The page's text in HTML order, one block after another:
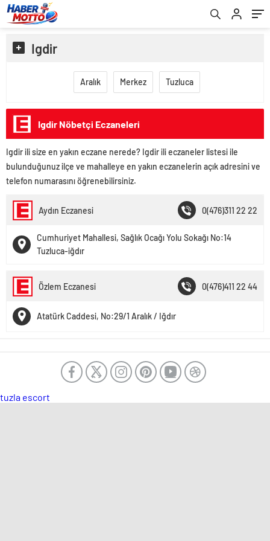
Igdir
Aralık Merkez Tuzluca
Igdir Nöbetçi Eczaneleri
Igdir ili size en yakın eczane nerede? Igdir ili eczaneler listesi ile
bulunduğunuz ilçe ve mahalleye en yakın eczanelerin açık adresini ve
telefon numarasını öğrenebilirsiniz.
Aydın Eczanesi 0(476)311 22 22
Cumhuriyet Mahallesi, Sağlık Ocağı Yolu Sokağı No:14
Tuzluca-iğdır
Özlem Eczanesi 0(476)411 22 44
Atatürk Caddesi, No:29/1 Aralık / Iğdır
tuzla escort